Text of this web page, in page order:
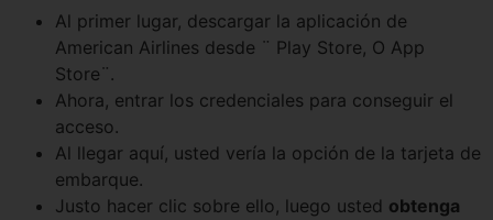
Al primer lugar, descargar la aplicación de
American Airlines desde ¨ Play Store, O App
Store¨.
Ahora, entrar los credenciales para conseguir el
acceso.
Al llegar aquí, usted vería la opción de la tarjeta de
embarque.
Justo hacer clic sobre ello, luego usted obtenga